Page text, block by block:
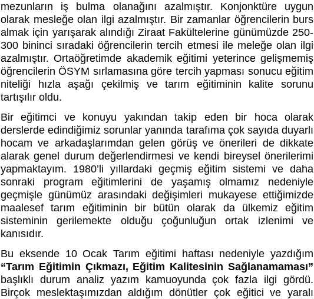
mezunların iş bulma olanağını azalmıştır. Konjonktüre uygun
olarak mesleğe olan ilgi azalmıştır. Bir zamanlar öğrencilerin burs
almak için yarışarak alındığı Ziraat Fakültelerine günümüzde 250-
300 bininci sıradaki öğrencilerin tercih etmesi ile meleğe olan ilgi
azalmıştır. Ortaöğretimde akademik eğitimi yeterince gelişmemiş
öğrencilerin ÖSYM sırlamasına göre tercih yapması sonucu eğitim
niteliği hızla aşağı çekilmiş ve tarım eğitiminin kalite sorunu
tartışılır oldu.
Bir eğitimci ve konuyu yakından takip eden bir hoca olarak
derslerde edindiğimiz sorunlar yanında tarafıma çok sayıda duyarlı
hocam ve arkadaşlarımdan gelen görüş ve önerileri de dikkate
alarak genel durum değerlendirmesi ve kendi bireysel önerilerimi
yapmaktayım. 1980’li yıllardaki geçmiş eğitim sistemi ve daha
sonraki program eğitimlerini de yaşamış olmamız nedeniyle
geçmişle günümüz arasındaki değişimleri mukayese ettiğimizde
maalesef tarım eğitiminin bir bütün olarak da ülkemiz eğitim
sisteminin gerilemekte olduğu çoğunluğun ortak izlenimi ve
kanısıdır.
Bu eksende 10 Ocak Tarım eğitimi haftası nedeniyle yazdığım
“Tarım Eğitimin Çıkmazı, Eğitim Kalitesinin Sağlanamaması”
başlıklı durum analiz yazım kamuoyunda çok fazla ilgi gördü.
Birçok meslektaşımızdan aldığım dönütler çok eğitici ve yaralı